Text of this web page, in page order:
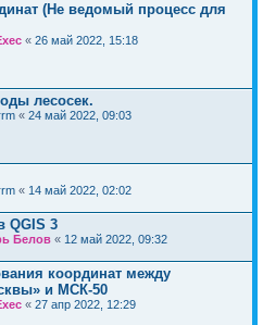
(Не ведомый процесс для
« 26 май 2022, 15:18
лесосек.
« 24 май 2022, 09:03
« 14 май 2022, 02:02
QGIS 3
Белов « 12 май 2022, 09:32
координат между
и МСК-50
« 27 апр 2022, 12:29